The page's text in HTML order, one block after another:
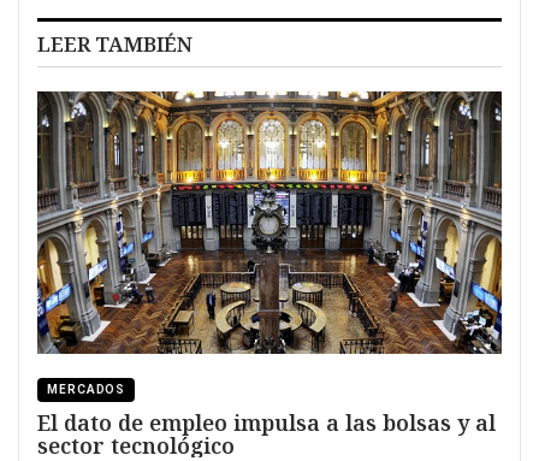
LEER TAMBIÉN
MERCADOS
El dato de empleo impulsa a las bolsas y al
sector tecnológico